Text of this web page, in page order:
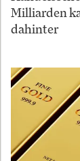
Milliarden
dahinter